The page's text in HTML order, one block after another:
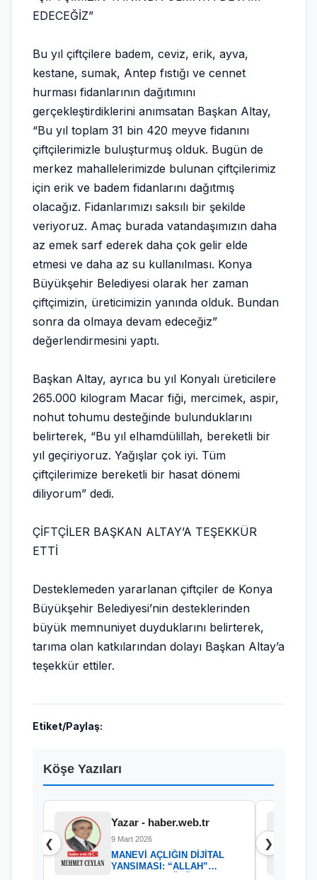
EDECEĞİZ”
Bu yıl çiftçilere badem, ceviz, erik, ayva,
kestane, sumak, Antep fıstığı ve cennet
hurması fidanlarının dağıtımını
gerçekleştirdiklerini anımsatan Başkan Altay,
“Bu yıl toplam 31 bin 420 meyve fidanını
çiftçilerimizle buluşturmuş olduk. Bugün de
merkez mahallelerimizde bulunan çiftçilerimiz
için erik ve badem fidanlarını dağıtmış
olacağız. Fidanlarımızı saksılı bir şekilde
veriyoruz. Amaç burada vatandaşımızın daha
az emek sarf ederek daha çok gelir elde
etmesi ve daha az su kullanılması. Konya
Büyükşehir Belediyesi olarak her zaman
çiftçimizin, üreticimizin yanında olduk. Bundan
sonra da olmaya devam edeceğiz”
değerlendirmesini yaptı.
Başkan Altay, ayrıca bu yıl Konyalı üreticilere
265.000 kilogram Macar fiği, mercimek, aspir,
nohut tohumu desteğinde bulunduklarını
belirterek, “Bu yıl elhamdülillah, bereketli bir
yıl geçiriyoruz. Yağışlar çok iyi. Tüm
çiftçilerimize bereketli bir hasat dönemi
diliyorum” dedi.
ÇİFTÇİLER BAŞKAN ALTAY’A TEŞEKKÜR
ETTİ
Desteklemeden yararlanan çiftçiler de Konya
Büyükşehir Belediyesi’nin desteklerinden
büyük memnuniyet duyduklarını belirterek,
tarıma olan katkılarından dolayı Başkan Altay’a
teşekkür ettiler.
Etiket/Paylaş:
Köşe Yazıları
❮
Yazar - haber.web.tr
9 Mart 2026
MANEVİ AÇLIĞIN DİJİTAL
YANSIMASI: “ALLAH”
❯